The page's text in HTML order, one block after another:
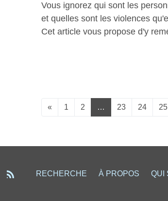
Vous ignorez qui sont les
et quelles sont les violences
Cet article vous propose d'y
« 1 2 … 23 24 25
RECHERCHE À PROPOS QUI